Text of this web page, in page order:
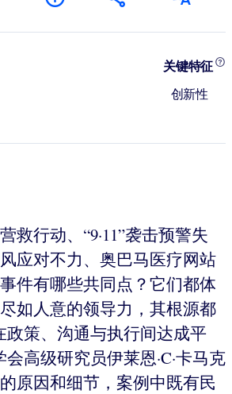
关键特征
创新性
救行动、“9·11”袭击预警失
应对不力、奥巴马医疗网站
件有哪些共同点？它们都体
如人意的领导力，其根源都
政策、沟通与执行间达成平
高级研究员伊莱恩·C·卡马克
原因和细节，案例中既有民